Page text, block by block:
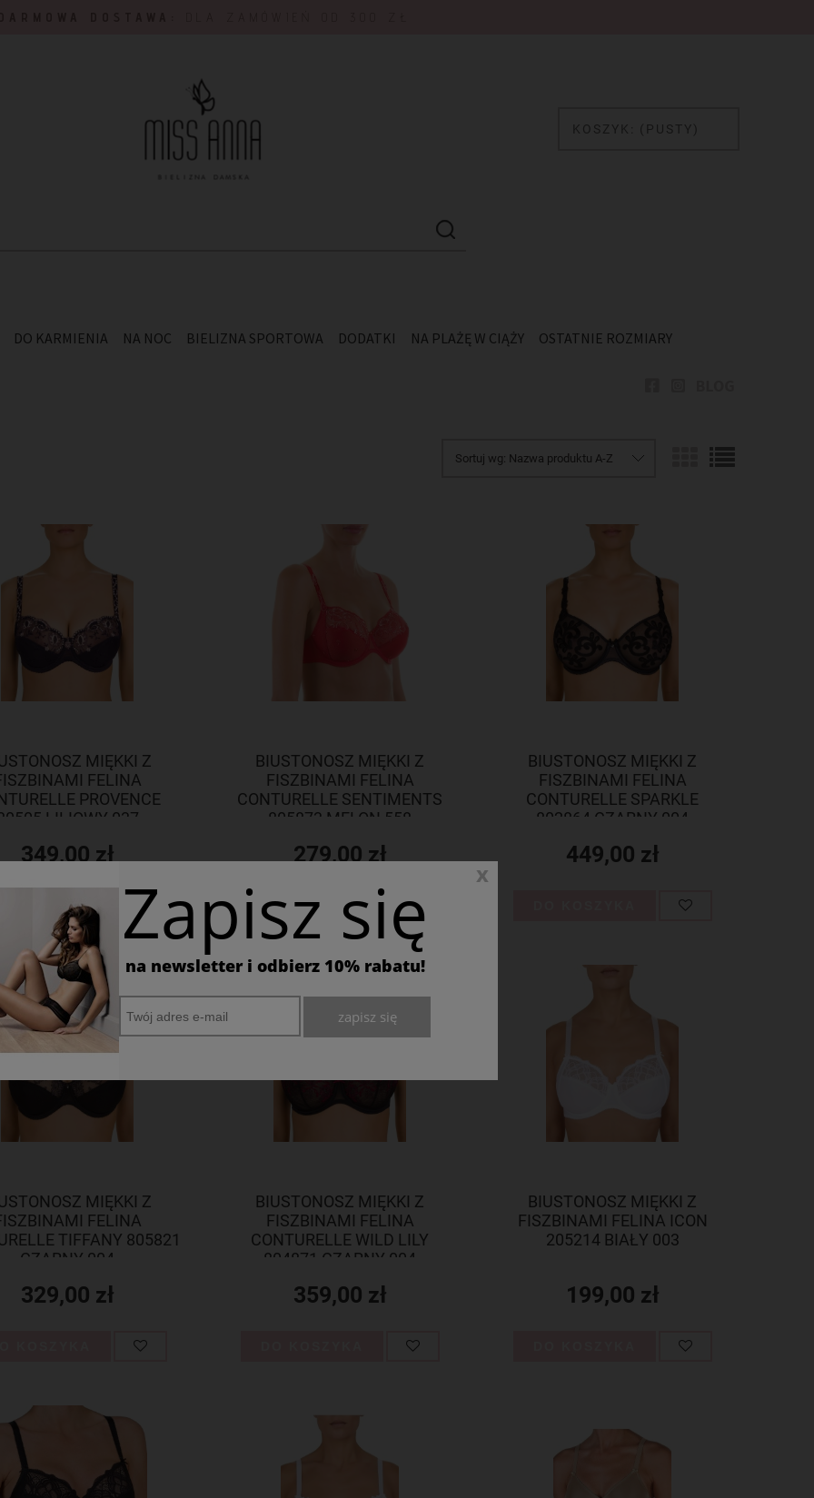
KOSZYK: (PUSTY)
DO KARMIENIA NA NOC BIELIZNA SPORTOWA DODATKI NA PLAŻĘ W CIĄŻY OSTATNIE ROZMIARY
Sortuj wg: Nazwa produktu A-Z
MIĘKKI Z
FELINA
PROVENCE
LILIOWY 037
349,00 zł
KOSZYKA
BIUSTONOSZ MIĘKKI Z
FISZBINAMI FELINA
CONTURELLE SENTIMENTS
805873 MELON 558
279,00 zł
DO KOSZYKA
BIUSTONOSZ MIĘKKI Z
FISZBINAMI FELINA
CONTURELLE SPARKLE
802864 CZARNY 004
449,00 zł
MIĘKKI Z
FELINA
TIFFANY 805821
CZARNY 004
329,00 zł
BIUSTONOSZ MIĘKKI Z
FISZBINAMI FELINA
CONTURELLE WILD LILY
804871 CZARNY 004
359,00 zł
BIUSTONOSZ MIĘKKI Z
FISZBINAMI FELINA ICON
205214 BIAŁY 003
199,00 zł
x
Zapisz się
na newsletter i odbierz 10% rabatu!
zapisz się